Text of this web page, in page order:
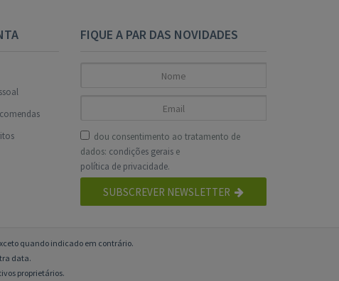
FIQUE A PAR DAS NOVIDADES
dou consentimento ao tratamento de
dados: condições geraise
política de privacidade.
SUBSCREVER NEWSLETTER
quando indicado em contrário.
data.
proprietários.